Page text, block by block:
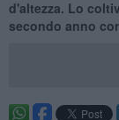
d'altezza. Lo
secondo anno